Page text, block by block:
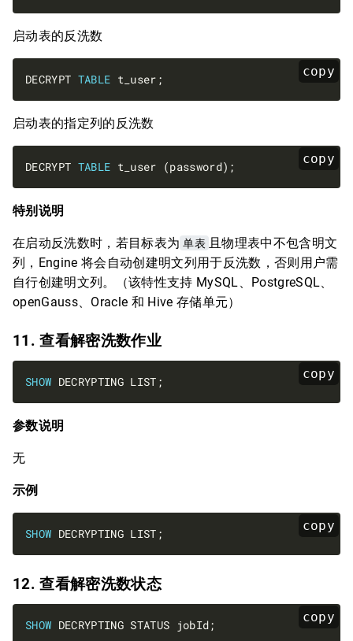
启动表的反洗数
copy
DECRYPT TABLE
启动表的指定列的反洗数
copy
DECRYPT TABLE
特别说明
在启动反洗数时，若目标表为 单表 且物理表中不包含明文
列，Engine 将会自动创建明文列用于反洗数，否则用户需
自行创建明文列。（该特性支持 MySQL、PostgreSQL、
openGauss、Oracle 和 Hive 存储单元）
11. 查看解密洗数作业
copy
SHOW
参数说明
无
示例
copy
SHOW
12. 查看解密洗数状态
copy
SHOW